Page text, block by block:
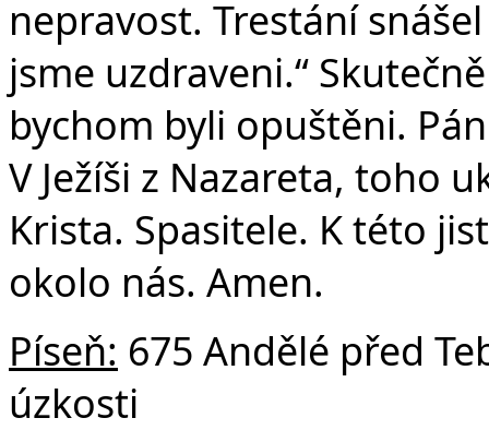
nepravost. Trestání
jsme uzdraveni.“
bychom byli opuštěni.
V Ježíši z Nazareta, toho
Krista. Spasitele. K této
okolo nás. Amen.
Píseň: 675 Andělé před
úzkosti